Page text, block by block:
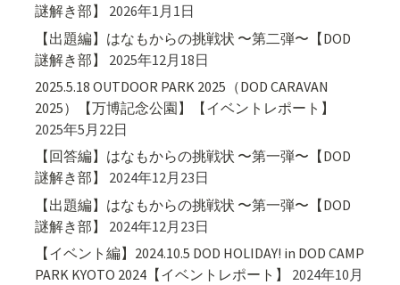
謎解き部】
2026年1月1日
【出題編】はなもからの挑戦状 〜第二弾〜【DOD
謎解き部】
2025年12月18日
2025.5.18 OUTDOOR PARK 2025（DOD CARAVAN
2025）【万博記念公園】【イベントレポート】
2025年5月22日
【回答編】はなもからの挑戦状 〜第一弾〜【DOD
謎解き部】
2024年12月23日
【出題編】はなもからの挑戦状 〜第一弾〜【DOD
謎解き部】
2024年12月23日
【イベント編】2024.10.5 DOD HOLIDAY! in DOD CAMP
PARK KYOTO 2024【イベントレポート】
2024年10月